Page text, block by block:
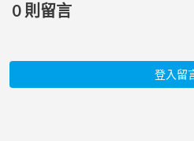
0 則留言
登入留